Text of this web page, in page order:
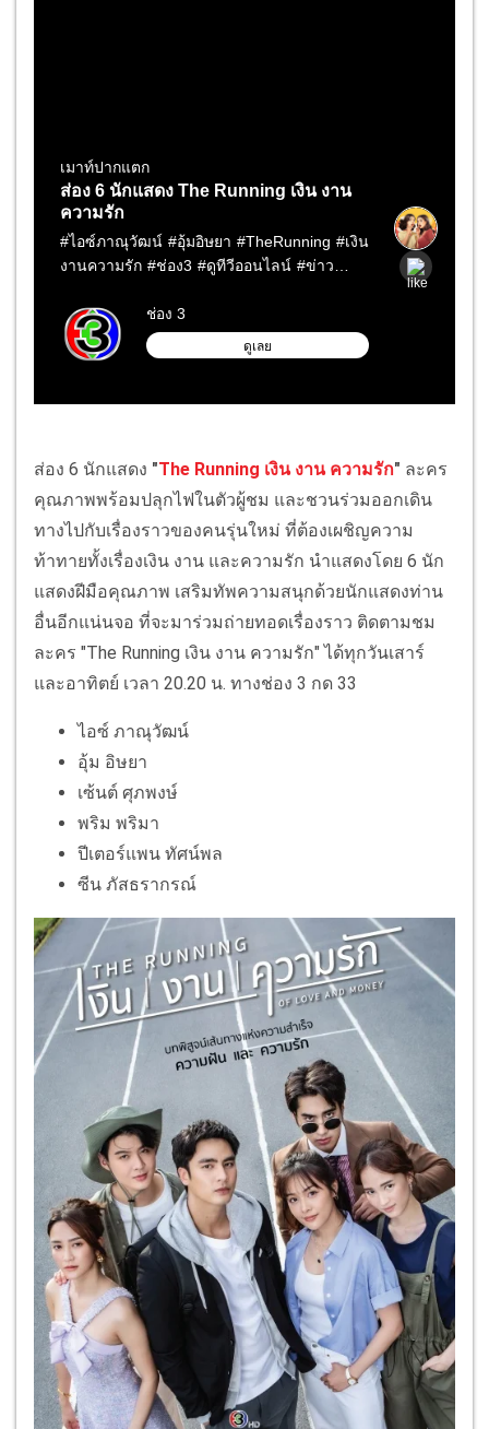
ส่อง 6 นักแสดง "The Running เงิน งาน ความรัก" ละคร
คุณภาพพร้อมปลุกไฟในตัวผู้ชม และชวนร่วมออกเดิน
ทางไปกับเรื่องราวของคนรุ่นใหม่ ที่ต้องเผชิญความ
ท้าทายทั้งเรื่องเงิน งาน และความรัก นำแสดงโดย 6 นัก
แสดงฝีมือคุณภาพ เสริมทัพความสนุกด้วยนักแสดงท่าน
อื่นอีกแน่นจอ ที่จะมาร่วมถ่ายทอดเรื่องราว ติดตามชม
ละคร "The Running เงิน งาน ความรัก" ได้ทุกวันเสาร์
และอาทิตย์ เวลา 20.20 น. ทางช่อง 3 กด 33
ไอซ์ ภาณุวัฒน์
อุ้ม อิษยา
เซ้นต์ ศุภพงษ์
พริม พริมา
ปีเตอร์แพน ทัศน์พล
ซีน ภัสธรากรณ์